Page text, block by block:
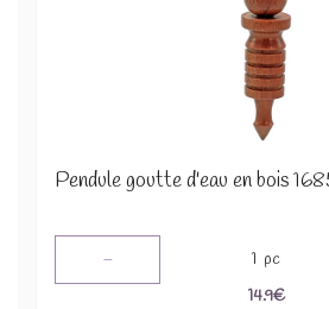
Pendule goutte d'eau en bois
- 1 pc
14.9€